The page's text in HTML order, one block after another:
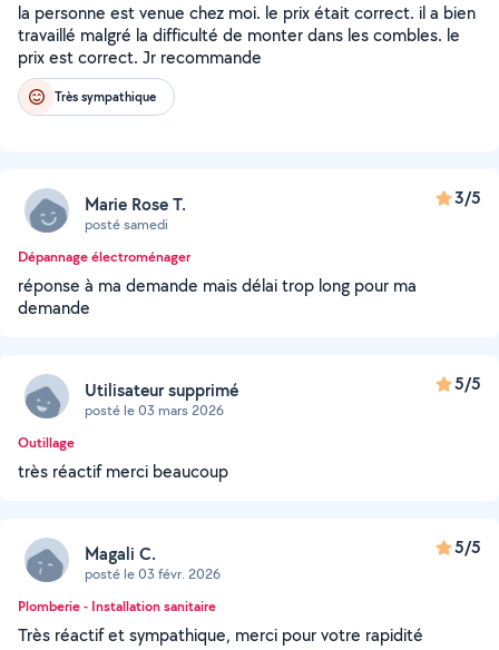
la personne est venue chez moi. le prix était correct. il a bien
travaillé malgré la difficulté de monter dans les combles. le
prix est correct. Jr recommande
Très sympathique
Marie Rose T.
posté samedi
3/5
Dépannage électroménager
réponse à ma demande mais délai trop long pour ma
demande
Utilisateur supprimé
posté le 03 mars 2026
5/5
Outillage
très réactif merci beaucoup
Magali C.
posté le 03 févr. 2026
5/5
Plomberie - Installation sanitaire
Très réactif et sympathique, merci pour votre rapidité